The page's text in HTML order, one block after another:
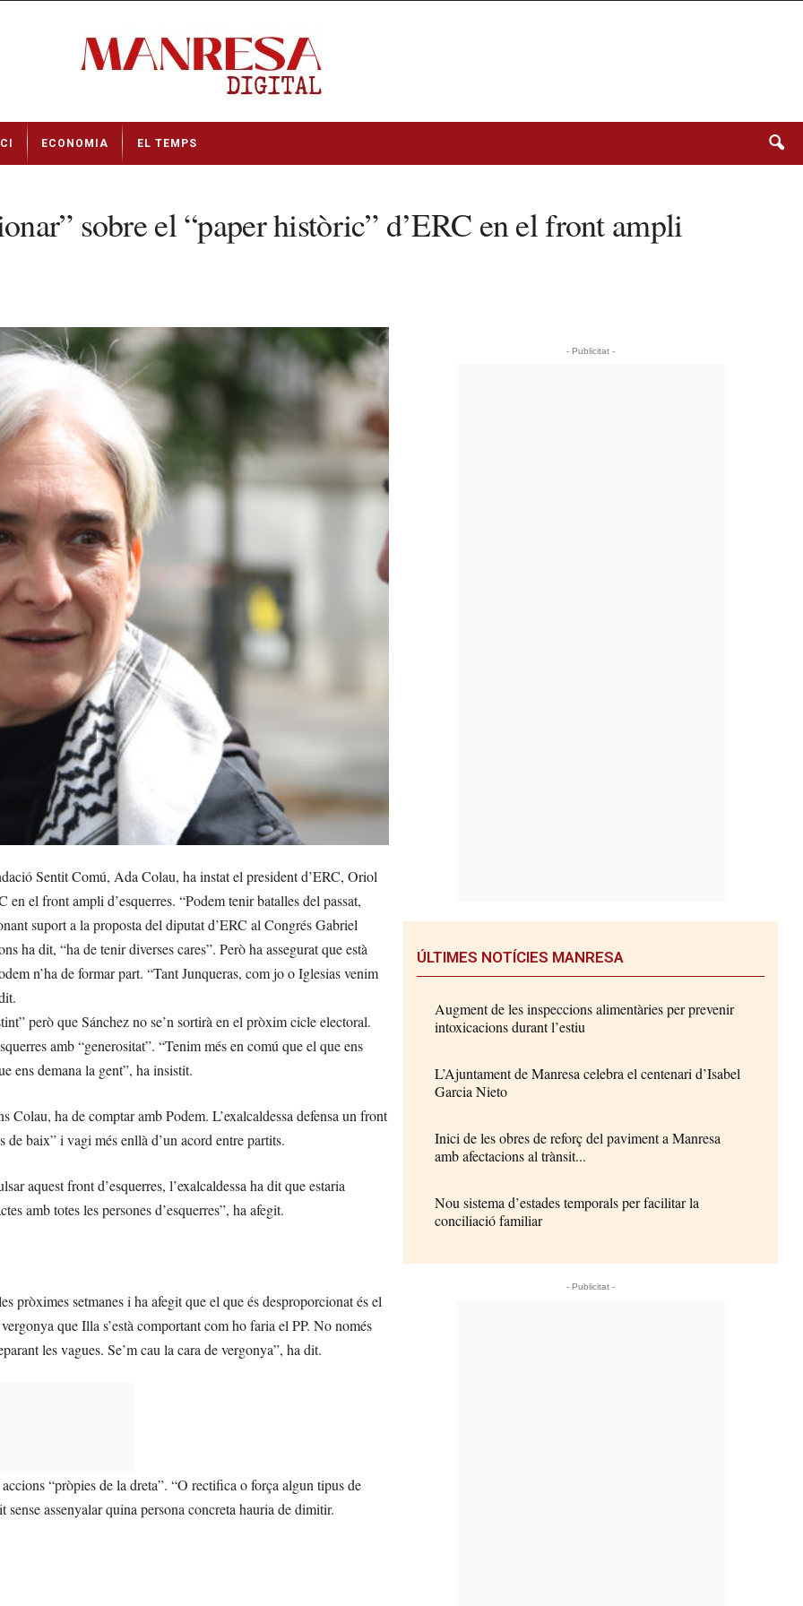
ECONOMIA EL TEMPS
sobre el “paper històric” d’ERC en el front ampli
Sentit Comú, Ada Colau, ha instat el president d’ERC, Oriol
el front ampli d’esquerres. “Podem tenir batalles del passat,
suport a la proposta del diputat d’ERC al Congrés Gabriel
ha dit, “ha de tenir diverses cares”. Però ha assegurat que està
n’ha de formar part. “Tant Junqueras, com jo o Iglesias venim
però que Sánchez no se’n sortirà en el pròxim cicle electoral.
amb “generositat”. “Tenim més en comú que el que ens
ens demana la gent”, ha insistit.
ha de comptar amb Podem. L’exalcaldessa defensa un front
baix” i vagi més enllà d’un acord entre partits.
aquest front d’esquerres, l’exalcaldessa ha dit que estaria
amb totes les persones d’esquerres”, ha afegit.
pròximes setmanes i ha afegit que el que és desproporcionat és el
que Illa s’està comportant com ho faria el PP. No només
les vagues. Se’m cau la cara de vergonya”, ha dit.
“pròpies de la dreta”. “O rectifica o força algun tipus de
assenyalar quina persona concreta hauria de dimitir.
- Publicitat -
ÚLTIMES NOTÍCIES MANRESA
Augment de les inspeccions alimentàries per prevenir
intoxicacions durant l’estiu
L’Ajuntament de Manresa celebra el centenari d’Isabel
Garcia Nieto
Inici de les obres de reforç del paviment a Manresa
amb afectacions al trànsit...
Nou sistema d’estades temporals per facilitar la
conciliació familiar
- Publicitat -